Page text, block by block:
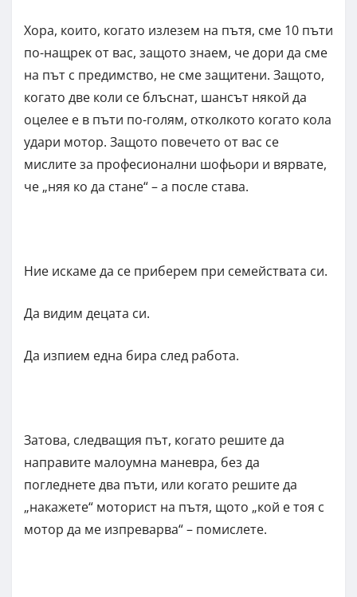
Хора, които, когато излезем на пътя, сме 10 пъти
по-нащрек от вас, защото знаем, че дори да сме
на път с предимство, не сме защитени. Защото,
когато две коли се блъснат, шансът някой да
оцелее е в пъти по-голям, отколкото когато кола
удари мотор. Защото повечето от вас се
мислите за професионални шофьори и вярвате,
че „няя ко да стане“ – а после става.
Ние искаме да се приберем при семействата си.
Да видим децата си.
Да изпием една бира след работа.
Затова, следващия път, когато решите да
направите малоумна маневра, без да
погледнете два пъти, или когато решите да
„накажете“ моторист на пътя, щото „кой е тоя с
мотор да ме изпреварва“ – помислете.